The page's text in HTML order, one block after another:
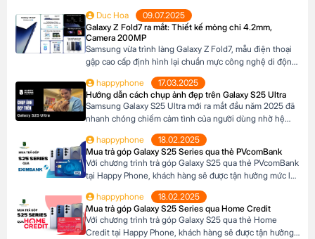
bán lẻ tại Châu Âu. Với những nâng cấp đáng chú ý về
camera, hiệu năng và thiết kế, Galaxy A17 […]
Duc Hoa
09.07.2025
Galaxy Z Fold7 ra mắt: Thiết kế mỏng chỉ 4.2mm,
Camera 200MP
Samsung vừa trình làng Galaxy Z Fold7, mẫu điện thoại
gập cao cấp định hình lại chuẩn mực công nghệ di động.
200MP sắc nét chưa từng có trên dòng Z Fold, sản phẩm
này không chỉ là một thiết bị công nghệ […]
happyphone
17.03.2025
Hướng dẫn cách chụp ảnh đẹp trên Galaxy S25 Ultra
Samsung Galaxy S25 Ultra mới ra mắt đầu năm 2025 đã
nhanh chóng chiếm cảm tình của người dùng nhờ hệ
200MP, khả năng zoom xa ấn tượng và các tính năng
thông minh giúp ghi lại những khoảnh khắc đẹp trong
cuộc sống. Sau đây […]
happyphone
18.02.2025
Mua trả góp Galaxy S25 Series qua thẻ PVcomBank
Với chương trình trả góp Galaxy S25 qua thẻ PVcomBank
tại Happy Phone, khách hàng sẽ được tận hưởng mức lãi
suất cực kỳ ưu đãi. Đặc biệt, khách hàng có thể linh hoạt
lựa chọn kỳ hạn trả góp từ 3 đến 12 tháng, phù hợp với
khả năng tài chính của mình. Mục […]
happyphone
18.02.2025
Mua trả góp Galaxy S25 Series qua Home Credit
Với chương trình trả góp Galaxy S25 qua thẻ Home
Credit tại Happy Phone, khách hàng sẽ được tận hưởng